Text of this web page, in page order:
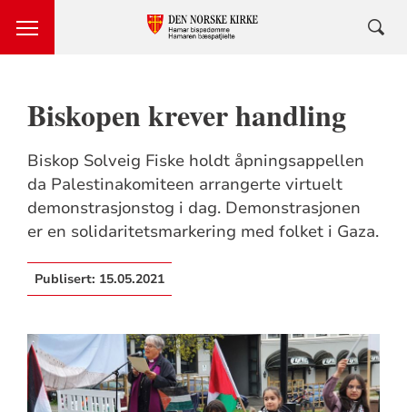
Biskopen krever handling
Biskop Solveig Fiske holdt åpningsappellen
da Palestinakomiteen arrangerte virtuelt
demonstrasjonstog i dag. Demonstrasjonen
er en solidaritetsmarkering med folket i Gaza.
Publisert: 15.05.2021